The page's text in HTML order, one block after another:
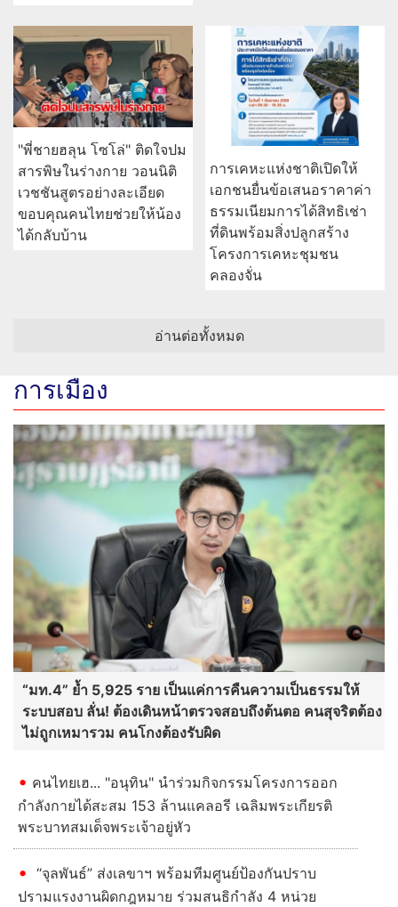
"พี่ชายฮลุน โซโล่" ติดใจปม
สารพิษในร่างกาย วอนนิติ
เวชชันสูตรอย่างละเอียด
ขอบคุณคนไทยช่วยให้น้อง
ได้กลับบ้าน
การเคหะแห่งชาติเปิดให้
เอกชนยื่นข้อเสนอราคาค่า
ธรรมเนียมการได้สิทธิเช่า
ที่ดินพร้อมสิ่งปลูกสร้าง
โครงการเคหะชุมชน
คลองจั่น
อ่านต่อทั้งหมด
การเมือง
“มท.4” ย้ำ 5,925 ราย เป็นแค่การคืนความเป็นธรรมให้
ระบบสอบ ลั่น! ต้องเดินหน้าตรวจสอบถึงต้นตอ คนสุจริตต้อง
ไม่ถูกเหมารวม คนโกงต้องรับผิด
คนไทยเฮ... "อนุทิน" นำร่วมกิจกรรมโครงการออก
กำลังกายได้สะสม 153 ล้านแคลอรี เฉลิมพระเกียรติ
พระบาทสมเด็จพระเจ้าอยู่หัว
“จุลพันธ์” ส่งเลขาฯ พร้อมทีมศูนย์ป้องกันปราบ
ปรามแรงงานผิดกฎหมาย ร่วมสนธิกำลัง 4 หน่วย